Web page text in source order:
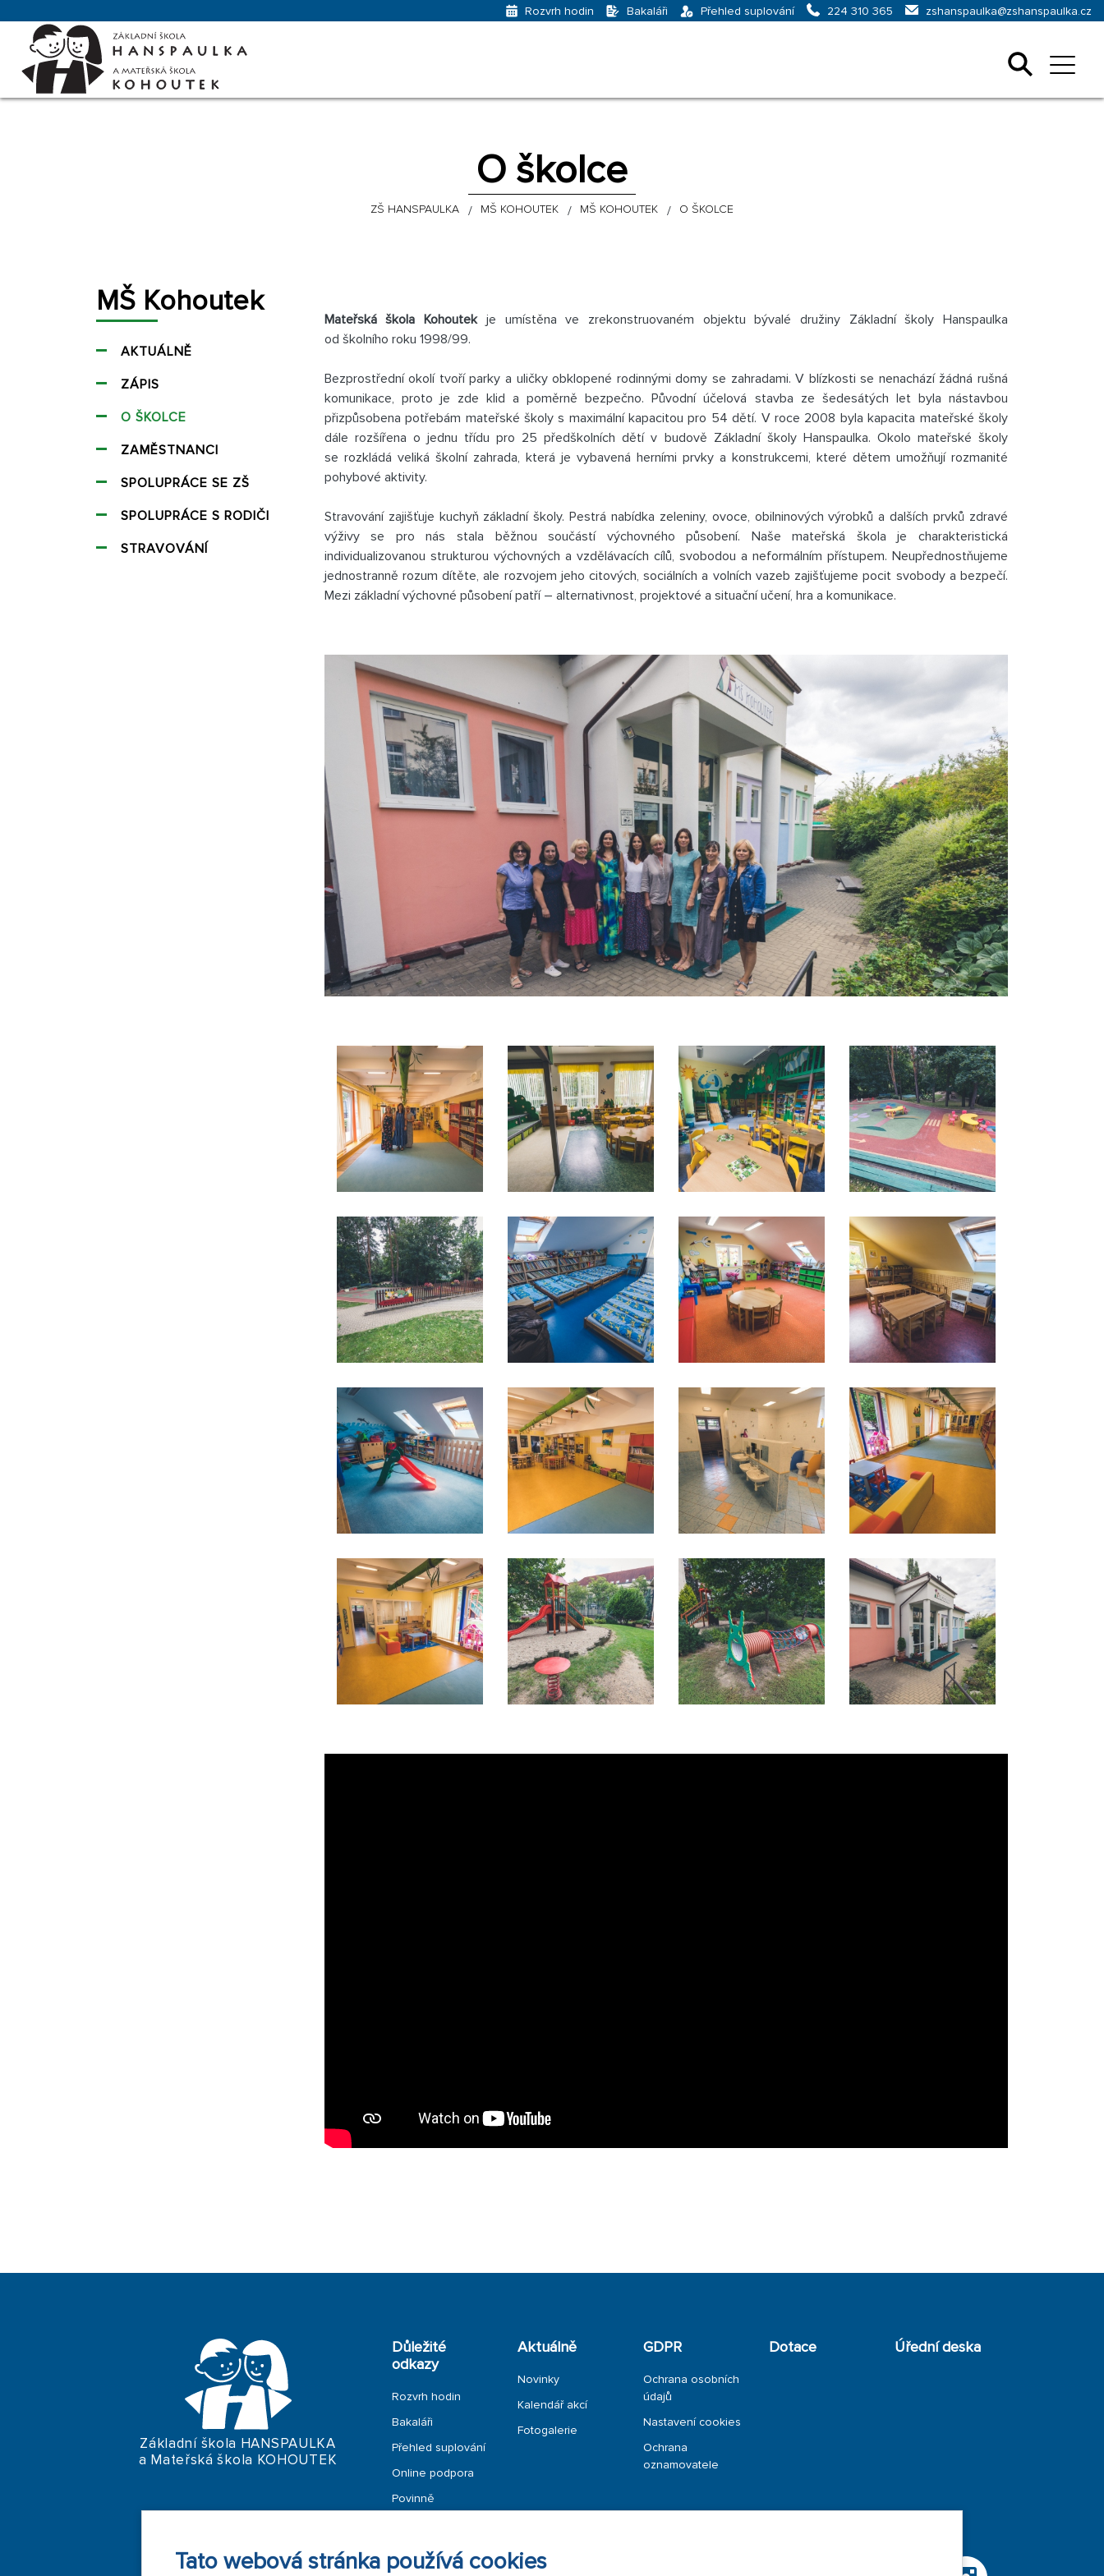
Tato webová stránka používá cookies
Rozvrh hodin Bakaláři Přehled suplování 224 310 365 zshanspaulka@zshanspaulka.cz
O školce
ZŠ HANSPAULKA MŠ KOHOUTEK MŠ KOHOUTEK O ŠKOLCE
MŠ Kohoutek
AKTUÁLNĚ
ZÁPIS
O ŠKOLCE
ZAMĚSTNANCI
SPOLUPRÁCE SE ZŠ
SPOLUPRÁCE S RODIČI
STRAVOVÁNÍ
Mateřská škola Kohoutekje umístěna ve zrekonstruovaném objektu bývalé družiny Základní školy Hanspaulka
od školního roku 1998/99.
Bezprostřední okolí tvoří parky a uličky obklopené rodinnými domy se zahradami. V blízkosti se nenachází žádná rušná
komunikace, proto je zde klid a poměrně bezpečno. Původní účelová stavba ze šedesátých let byla nástavbou
přizpůsobena potřebám mateřské školy s maximální kapacitou pro 54 dětí. V roce 2008 byla kapacita mateřské školy
dále rozšířena o jednu třídu pro 25 předškolních dětí v budově Základní školy Hanspaulka. Okolo mateřské školy
se rozkládá veliká školní zahrada, která je vybavená herními prvky a konstrukcemi, které dětem umožňují rozmanité
pohybové aktivity.
Stravování zajišťuje kuchyň základní školy. Pestrá nabídka zeleniny, ovoce, obilninových výrobků a dalších prvků zdravé
výživy se pro nás stala běžnou součástí výchovného působení. Naše mateřská škola je charakteristická
individualizovanou strukturou výchovných a vzdělávacích cílů, svobodou a neformálním přístupem. Neupřednostňujeme
jednostranně rozum dítěte, ale rozvojem jeho citových, sociálních a volních vazeb zajišťujeme pocit svobody a bezpečí.
Mezi základní výchovné působení patří – alternativnost, projektové a situační učení, hra a komunikace.
Základní škola HANSPAULKA
a Mateřská škola KOHOUTEK
Důležité
odkazy
Rozvrh hodin
Bakaláři
Přehled suplování
Online podpora
Povinně
zveřejňované
Aktuálně
Novinky
Kalendář akcí
Fotogalerie
GDPR
Ochrana osobních
údajů
Nastavení cookies
Ochrana
oznamovatele
Dotace Úřední deska